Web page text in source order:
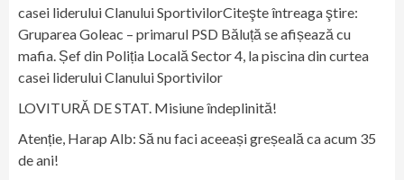
casei liderului Clanului SportivilorCiteşte întreaga ştire:
Gruparea Goleac – primarul PSD Băluță se afișează cu
mafia. Șef din Poliția Locală Sector 4, la piscina din curtea
casei liderului Clanului Sportivilor
LOVITURĂ DE STAT. Misiune îndeplinită!
Atenție, Harap Alb: Să nu faci aceeași greșeală ca acum 35
de ani!